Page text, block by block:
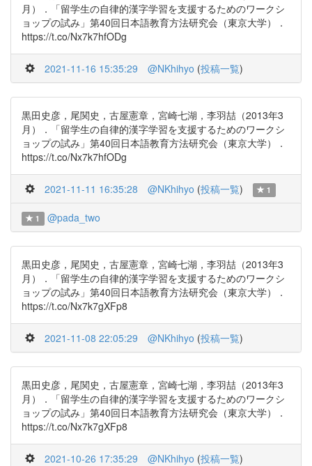
月）．「留学生の自律的漢字学習を支援するためのワークシ
ョップの試み」第40回日本語教育方法研究会（東京大学）．
https://t.co/Nx7k7hfODg
2021-11-16 15:35:29 @NKhihyo (投稿一覧)
黒田史彦，尾関史，古屋憲章，宮崎七湖，李羽喆（2013年3
月）．「留学生の自律的漢字学習を支援するためのワークシ
ョップの試み」第40回日本語教育方法研究会（東京大学）．
https://t.co/Nx7k7hfODg
2021-11-11 16:35:28 @NKhihyo (投稿一覧) 1
1 @pada_two
黒田史彦，尾関史，古屋憲章，宮崎七湖，李羽喆（2013年3
月）．「留学生の自律的漢字学習を支援するためのワークシ
ョップの試み」第40回日本語教育方法研究会（東京大学）．
https://t.co/Nx7k7gXFp8
2021-11-08 22:05:29 @NKhihyo (投稿一覧)
黒田史彦，尾関史，古屋憲章，宮崎七湖，李羽喆（2013年3
月）．「留学生の自律的漢字学習を支援するためのワークシ
ョップの試み」第40回日本語教育方法研究会（東京大学）．
https://t.co/Nx7k7gXFp8
2021-10-26 17:35:29 @NKhihyo (投稿一覧)